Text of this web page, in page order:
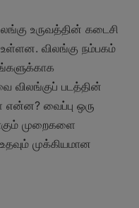
உருவத்தின் கடைசி
உள்ளன. விலங்கு நம்பகம்
விலங்குப் படத்தின்
என்ன? வைப்பு ஒரு
முறைகளை
முக்கியமான